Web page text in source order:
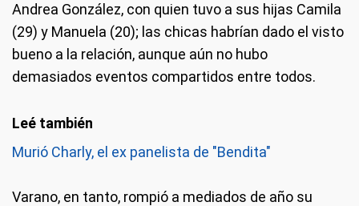
Andrea González, con quien tuvo a sus hijas Camila
(29) y Manuela (20); las chicas habrían dado el visto
bueno a la relación, aunque aún no hubo
demasiados eventos compartidos entre todos.
Murió Charly, el ex panelista de "Bendita"
Varano, en tanto, rompió a mediados de año su